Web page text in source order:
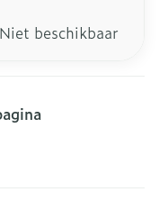
beschikbaar
pagina